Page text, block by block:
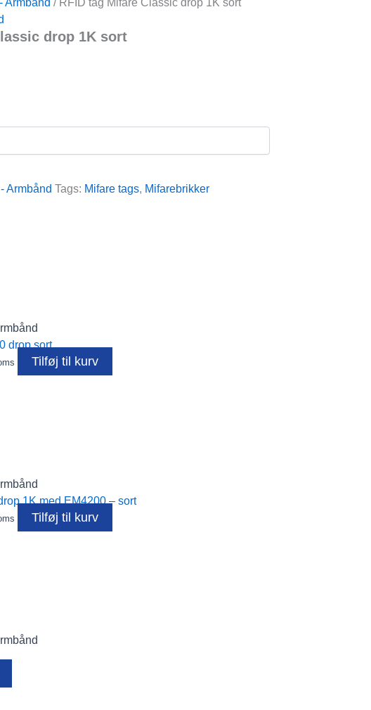
drop 1K sort
Armbånd Tags: Mifare tags, Mifarebrikker
drop sort
Tilføj til kurv
1K med EM4200 – sort
Tilføj til kurv